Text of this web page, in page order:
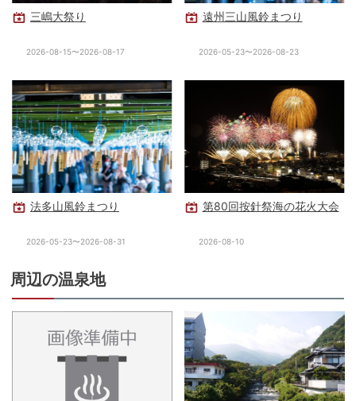
三嶋大祭り
2026-08-15〜2026-08-17
遠州三山風鈴まつり
2026-05-23〜2026-08-23
法多山風鈴まつり
2026-05-23〜2026-08-31
第80回按針祭海の花火大会
2026-08-10
周辺の温泉地